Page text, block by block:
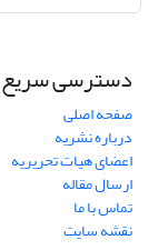
دسترسی سریع
صفحه اصلی
درباره نشریه
اعضای هیات تحریریه
ارسال مقاله
تماس با ما
نقشه سایت